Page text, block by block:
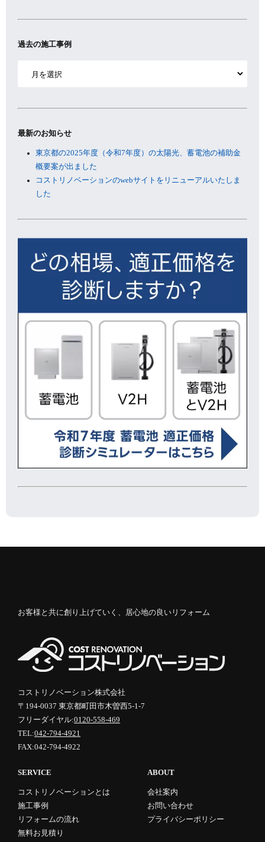
過去の施工事例
最新のお知らせ
東京都の2025年度（令和7年度）の太陽光、蓄電池の補助金
概要案が出ました
コストリノベーションのwebサイトをリニューアルいたしま
した
お客様と共に創り上げていく、居心地の良いリフォーム
コストリノベーション株式会社
〒194-0037 東京都町田市木曽西5-1-7
フリーダイヤル:0120-558-469
TEL:042-794-4921
FAX:042-794-4922
SERVICE
コストリノベーションとは
施工事例
リフォームの流れ
無料お見積り
ABOUT
会社案内
お問い合わせ
プライバシーポリシー